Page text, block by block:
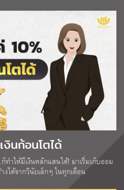
งินก้อนโตได้
ทำให้มีเงินหลักแสนได้! มาเริ่มเก็บออม
ได้จากวินัยเล็กๆ ในทุกเดือน